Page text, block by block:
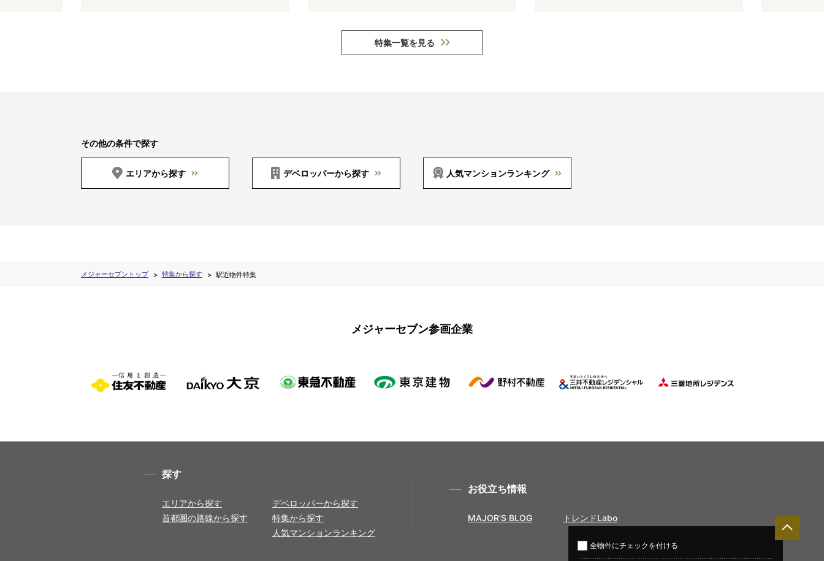
全物件にチェックを付ける
特集一覧を見る
その他の条件で探す
エリアから探す デベロッパーから探す 人気マンションランキング
メジャーセブントップ 特集から探す 駅近物件特集
メジャーセブン参画企業
探す
エリアから探す
首都圏の路線から探す
デベロッパーから探す
特集から探す
人気マンションランキング
お役立ち情報
MAJOR'S BLOG トレンドLabo